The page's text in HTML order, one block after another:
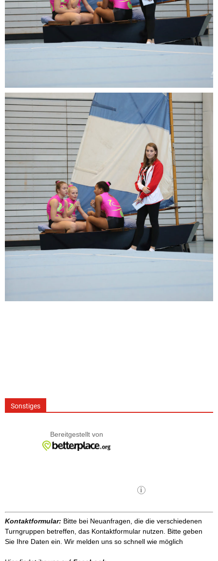
Sonstiges
Kontaktformular: Bitte bei Neuanfragen, die die verschiedenen
Turngruppen betreffen, das Kontaktformular nutzen. Bitte geben
Sie Ihre Daten ein. Wir melden uns so schnell wie möglich